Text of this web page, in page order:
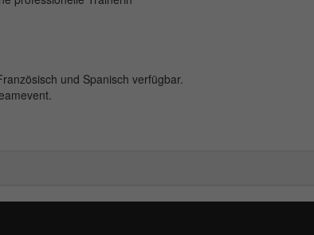
und Spanisch verfügbar.